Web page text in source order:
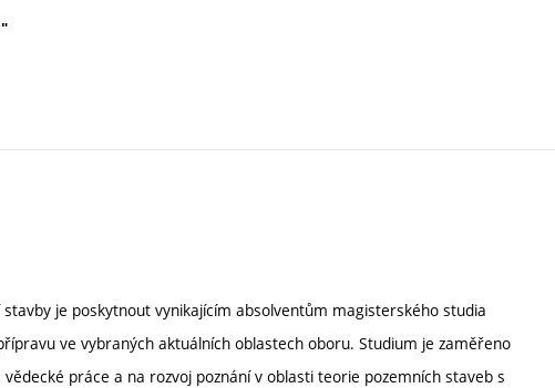
je poskytnout vynikajícím absolventům magisterského studia
ve vybraných aktuálních oblastech oboru. Studium je zaměřeno
práce a na rozvoj poznání v oblasti teorie pozemních staveb s